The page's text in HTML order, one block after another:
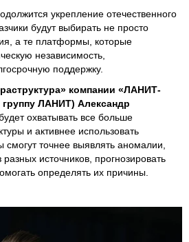
укрепление отечественного
будут выбирать не просто
а те платформы, которые
независимость,
поддержку.
компании «ЛАНИТ-
группу ЛАНИТ) Александр
охватывать все больше
и активнее использовать
точнее выявлять аномалии,
источников, прогнозировать
определять их причины.